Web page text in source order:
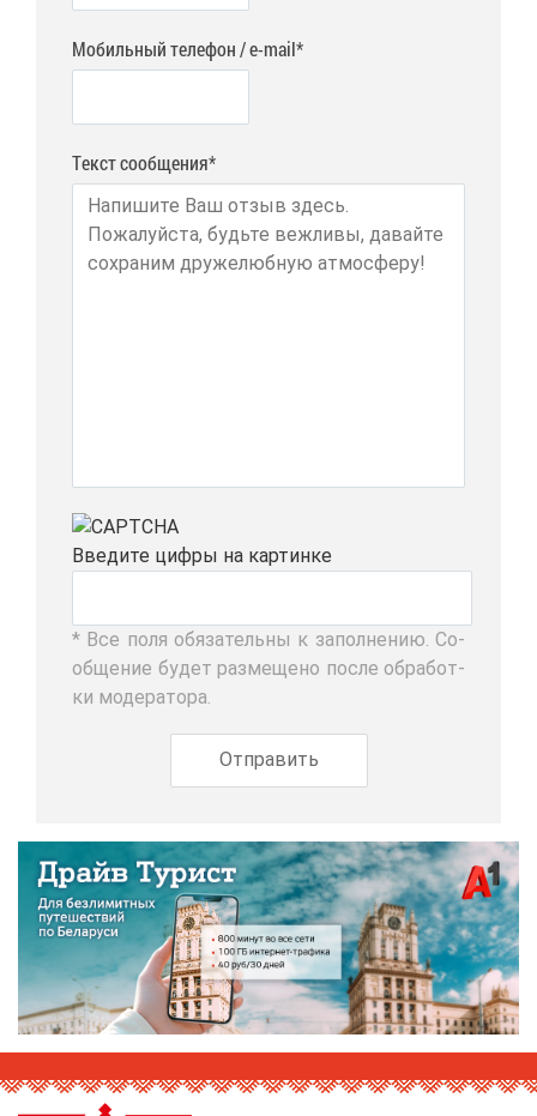
Мобильный телефон / e-mail*
Текст сообщения*
Вве­ди­те циф­ры на кар­тин­ке
* Все по­ля обя­за­тель­ны к за­пол­не­нию. Со­
об­ще­ние бу­дет раз­ме­ще­но по­сле об­ра­бот­
ки мо­де­ра­то­ра.